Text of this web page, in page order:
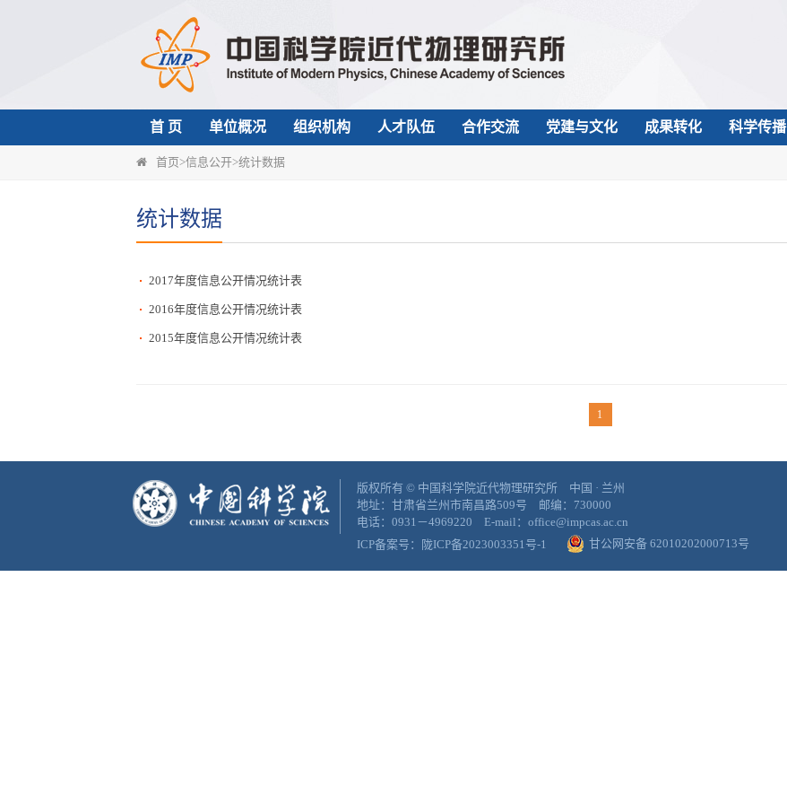
首 页 单位概况 组织机构 人才队伍 合作交流 党建与文化 成果转化 科学传播
首页>信息公开>统计数据
统计数据
2017年度信息公开情况统计表
2016年度信息公开情况统计表
2015年度信息公开情况统计表
1
版权所有 © 中国科学院近代物理研究所 中国 · 兰州
地址：甘肃省兰州市南昌路509号 邮编：730000
电话：0931－4969220 E-mail：office@impcas.ac.cn
ICP备案号：
陇ICP备2023003351号-1 甘公网安备 62010202000713号